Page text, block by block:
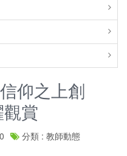
仰之上創
賞
分類 : 教師動態